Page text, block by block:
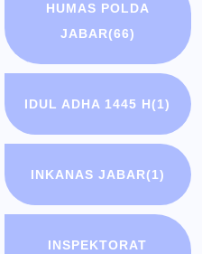
HUMAS POLDA
JABAR(66)
IDUL ADHA 1445 H(1)
INKANAS JABAR(1)
INSPEKTORAT